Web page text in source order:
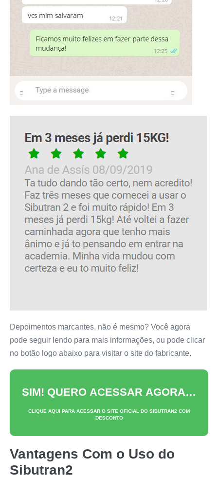
Depoimentos marcantes, não é mesmo? Você agora
pode seguir lendo para mais informações, ou pode clicar
no botão logo abaixo para visitar o site do fabricante.
SIM! QUERO ACESSAR AGORA…
CLIQUE AQUI PARA ACESSAR O SITE OFICIAL DO SIBUTRAN2 COM
DESCONTO
Vantagens Com o Uso do
Sibutran2